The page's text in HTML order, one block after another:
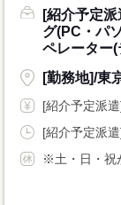
[紹介予定
グ(PC・パ
ペレーター
[勤務地]/東
[紹介予定派
[紹介予定派
※土・日・祝